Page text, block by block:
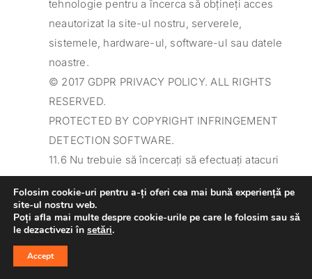
tehnologie pentru a încerca să obțineți acces
neautorizat la site-ul nostru, serverele,
sistemele, hardware-ul, software-ul sau datele
noastre.
© 2017 GDPR PRIVACY POLICY. ALL RIGHTS
RESERVED.
PROTECTED BY COPYRIGHT INFRINGEMENT
DETECTION SOFTWARE.
11.6 Nu trebuie să încercați să efectuați atacuri
de tip de negare a serviciului pe site-ul
nostru.
11.7 Nu trebuie să efectuați nicio acțiune care să
contravină legii Computer Misuse Act 1990
(Legea Abuzului la Computere).
Folosim cookie-uri pentru a-ți oferi cea mai bună experiență pe
site-ul nostru web.
Poți afla mai multe despre cookie-urile pe care le folosim sau să
le dezactivezi în setări.
Accept